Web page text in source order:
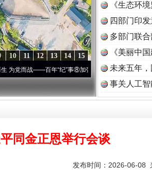
15
14
13
12
11
10
“纪”事⑧加强纪律..·[视频]牢记初心使命 奋进复兴征
《生态环
读
四部门印
多部门联
《美丽中
未来五年
事关人工
同金正恩举行会谈
发布时间：2026-06-08